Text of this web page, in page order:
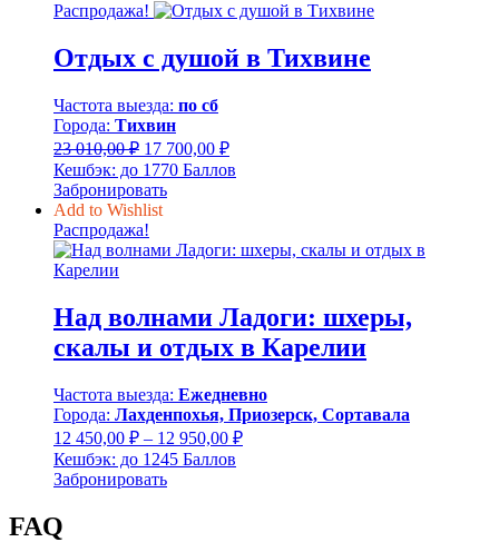
440,00 ₽.
Распродажа!
Отдых с душой в Тихвине
Частота выезда: по сб
Города: Тихвин
23 010,00₽ Первоначальная
цена
составляла
23
010,00 ₽.
17 700,00 ₽Текущая
цена:
17
Кешбэк: до 1770 Баллов
Забронировать
Add to Wishlist
Распродажа!
Над волнами Ладоги: шхеры,
скалы и отдых в Карелии
Частота выезда: Ежедневно
Города: Лахденпохья, Приозерск, Сортавала
12 450,00 ₽ – 12 950,00 ₽Диапазон
Кешбэк: до 1245 Баллов
Забронировать
FAQ